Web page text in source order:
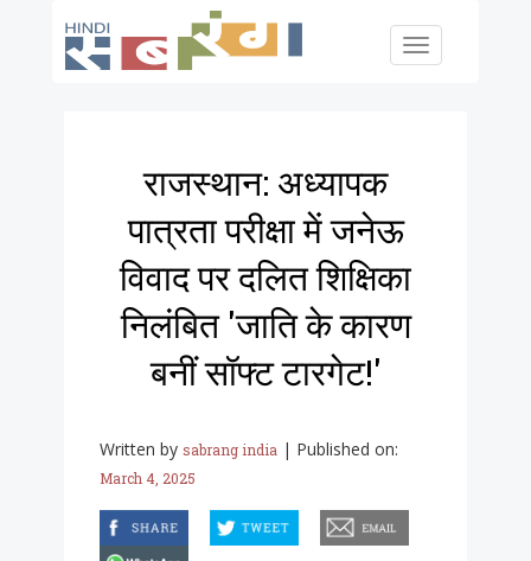
Toggle
राजस्थान: अध्यापक
पात्रता परीक्षा में जनेऊ
विवाद पर दलित शिक्षिका
निलंबित 'जाति के कारण
बनीं सॉफ्ट टारगेट!'
Written by sabrang india | Published on:
March 4, 2025